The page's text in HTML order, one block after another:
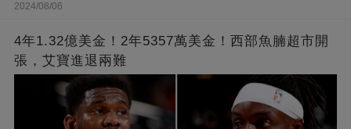
2024/08/06
4年1.32億美金！2年5357萬美金！西部魚腩超市開
張，艾寶進退兩難